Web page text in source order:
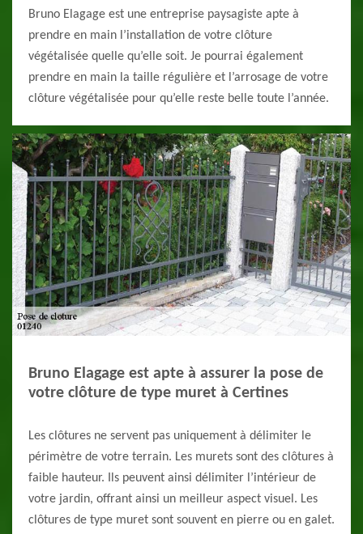
Bruno Elagage est une entreprise paysagiste apte à
prendre en main l’installation de votre clôture
végétalisée quelle qu’elle soit. Je pourrai également
prendre en main la taille régulière et l’arrosage de votre
clôture végétalisée pour qu’elle reste belle toute l’année.
Bruno Elagage est apte à assurer la pose de
votre clôture de type muret à Certines
Les clôtures ne servent pas uniquement à délimiter le
périmètre de votre terrain. Les murets sont des clôtures à
faible hauteur. Ils peuvent ainsi délimiter l’intérieur de
votre jardin, offrant ainsi un meilleur aspect visuel. Les
clôtures de type muret sont souvent en pierre ou en galet.